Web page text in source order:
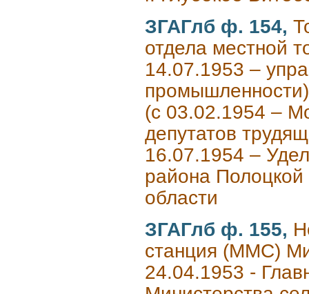
ЗГАГлб ф. 154,
отдела местной
14.07.1953 –
промышленности)
(с 03.02.1954 –
депутатов
16.07.1954 –
района
области
ЗГАГлб ф. 155,
станция (ММС)
24.04.1953 -